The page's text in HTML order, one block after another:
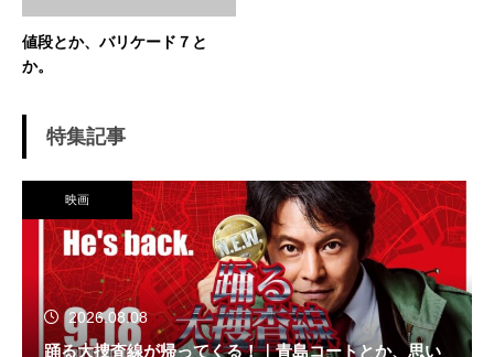
値段とか、バリケード７と
か。
特集記事
映画
2026.08.08
踊る大捜査線が帰ってくる！｜青島コートとか、思い